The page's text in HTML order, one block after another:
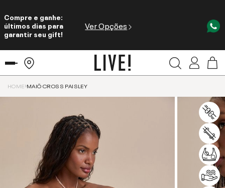
Compre e ganhe:
últimos dias para
garantir seu gift!
Ver Opções
HOME MAIÔ CROSS PAISLEY